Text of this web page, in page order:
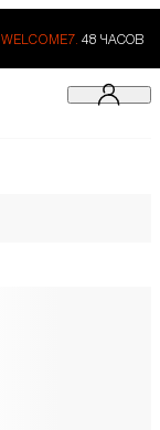
WELCOME7. 48 ЧАСОВ